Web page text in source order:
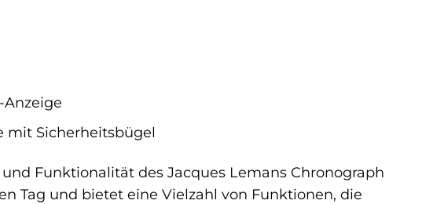
mit Sicherheitsbügel
Funktionalität des Jacques Lemans Chronograph
Tag und bietet eine Vielzahl von Funktionen, die